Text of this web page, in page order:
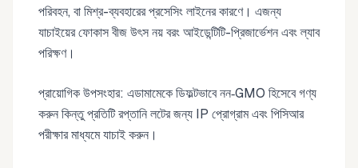
পরিবহন, বা মিশ্র-ব্যবহারের প্রসেসিং লাইনের কারণে। এজন্য
যাচাইয়ের ফোকাস বীজ উৎস নয় বরং আইডেন্টিটি-প্রিজার্ভেশন এবং ল্যাব
পরিক্ষণ।
প্রায়োগিক উপসংহার: এডামামেকে ডিফল্টভাবে নন‑GMO হিসেবে গণ্য
করুন কিন্তু প্রতিটি রপ্তানি লটের জন্য IP প্রোগ্রাম এবং পিসিআর
পরীক্ষার মাধ্যমে যাচাই করুন।